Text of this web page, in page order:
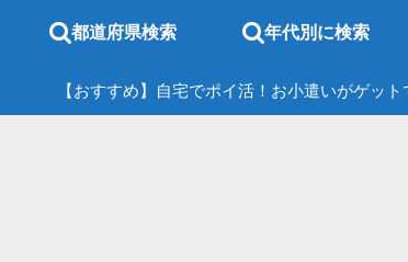
都道府県検索 年代別に検索
【おすすめ】自宅でポイ活！お小遣いがゲッ